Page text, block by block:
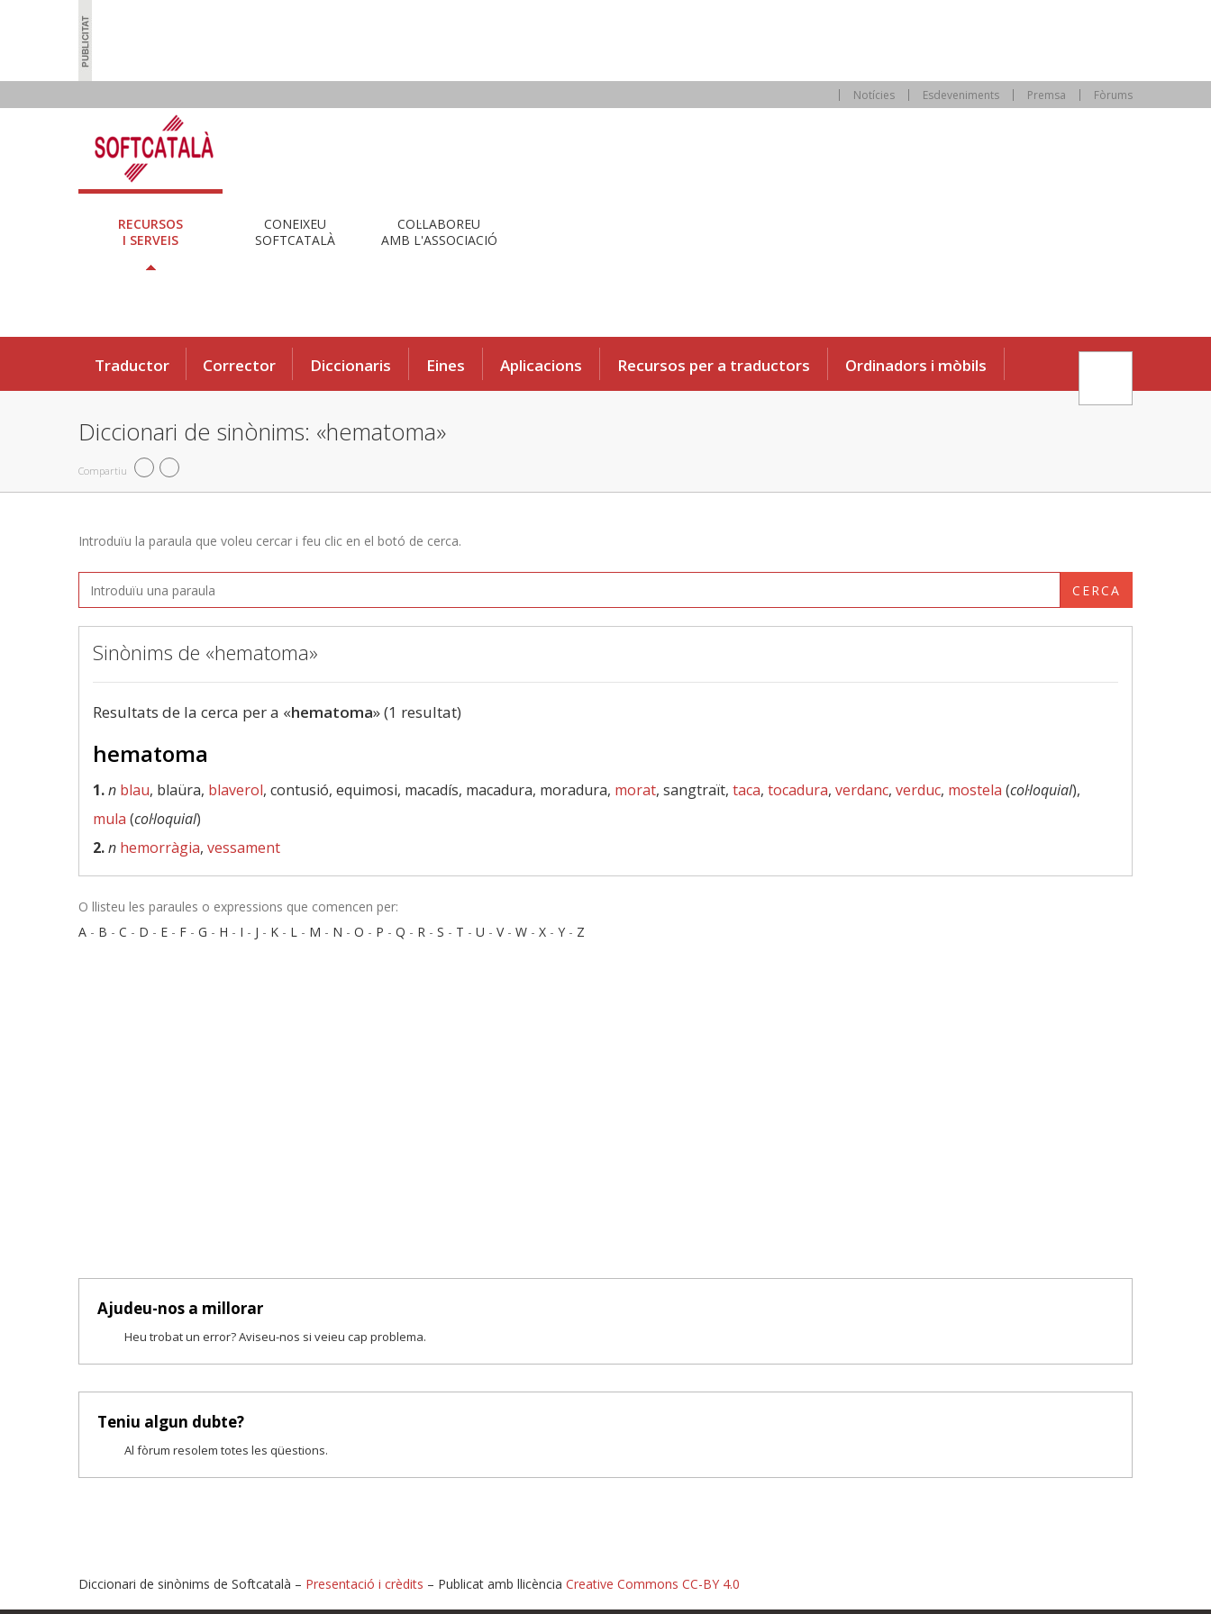
Notícies Esdeveniments Premsa Fòrums
RECURSOS
I SERVEIS
CONEIXEU
SOFTCATALÀ
COL·LABOREU
AMB L'ASSOCIACIÓ
Traductor Corrector Diccionaris Eines Aplicacions Recursos per a traductors Ordinadors i mòbils
Diccionari de sinònims: «hematoma»
Compartiu
Introduïu la paraula que voleu cercar i feu clic en el botó de cerca.
CERCA
Sinònims de «hematoma»
Resultats de la cerca per a «hematoma» (1 resultat)
hematoma
1.n blau, blaüra, blaverol, contusió, equimosi, macadís, macadura, moradura, morat, sangtraït, taca, tocadura, verdanc, verduc, mostela (col·loquial),
mula (col·loquial)
2.n hemorràgia, vessament
O llisteu les paraules o expressions que comencen per:
A - B - C - D - E - F - G - H - I - J - K - L - M - N - O - P - Q - R - S - T - U - V- W - X - Y - Z
Ajudeu-nos a millorar
Heu trobat un error? Aviseu-nos si veieu cap problema.
Teniu algun dubte?
Al fòrum resolem totes les qüestions.
Diccionari de sinònims de Softcatalà – Presentació i crèdits – Publicat amb llicència Creative Commons CC-BY 4.0